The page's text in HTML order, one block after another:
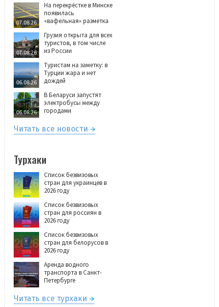
07.08.26
На перекрёстке в Минске
появилась
«вафельная» разметка
07.08.26
Грузия открыта для всех
туристов, в том числе
из России
06.08.26
Туристам на заметку: в
Турции жара и нет
дождей
06.08.26
В Беларуси запустят
электробусы между
городами
Читать все новости
Турхаки
Список безвизовых
стран для украинцев в
2026 году
Список безвизовых
стран для россиян в
2026 году
Список безвизовых
стран для белорусов в
2026 году
Аренда водного
транспорта в Санкт-
Петербурге
Читать все турхаки